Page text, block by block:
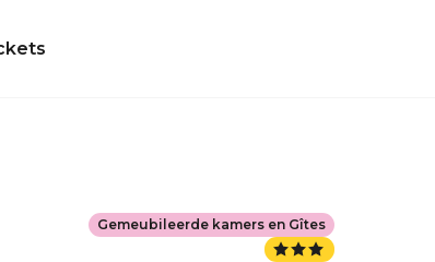
Gemeubileerde kamers en Gîtes